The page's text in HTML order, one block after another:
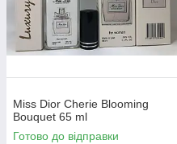
Miss Dior Cherie Blooming
Bouquet 65 ml
Готово до відправки